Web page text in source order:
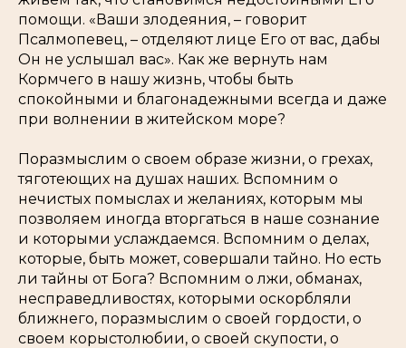
помощи. «Ваши злодеяния, – говорит
Псалмопевец, – отделяют лице Его от вас, дабы
Он не услышал вас». Как же вернуть нам
Кормчего в нашу жизнь, чтобы быть
спокойными и благонадежными всегда и даже
при волнении в житейском море?
Поразмыслим о своем образе жизни, о грехах,
тяготеющих на душах наших. Вспомним о
нечистых помыслах и желаниях, которым мы
позволяем иногда вторгаться в наше сознание
и которыми услаждаемся. Вспомним о делах,
которые, быть может, совершали тайно. Но есть
ли тайны от Бога? Вспомним о лжи, обманах,
несправедливостях, которыми оскорбляли
ближнего, поразмыслим о своей гордости, о
своем корыстолюбии, о своей скупости, о